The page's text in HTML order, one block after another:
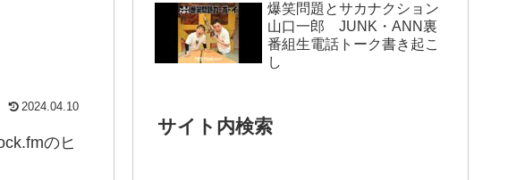
2024.04.10
のヒ
爆笑問題とサカナクション
山口一郎 JUNK・ANN裏
番組生電話トーク書き起こ
し
サイト内検索